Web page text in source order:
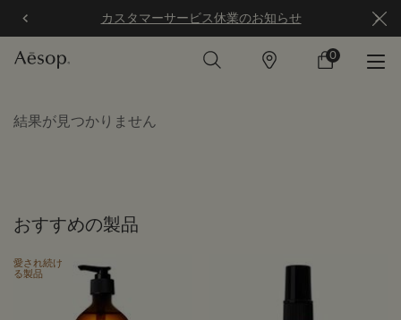
カスタマーサービス休業のお知らせ
店
カ
0
0 カート内の製
結果が見つかりません
おすすめの製品
愛され続け
る製品